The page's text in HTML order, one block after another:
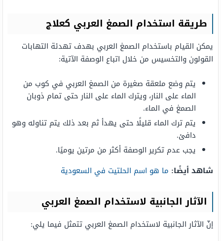
طريقة استخدام الصمغ العربي كعلاج
يمكن القيام باستخدام الصمغ العربي بهدف تهدئة التهابات
القولون والتخسيس من خلال اتباع الوصفة الآتية:
يتم وضع ملعقة صغيرة من الصمغ العربي في كوب من
الماء على النار، ويترك الماء على النار حتى تمام ذوبان
الصمغ في الماء.
يتم ترك الماء قليلًا حتى يهدأ ثم بعد ذلك يتم تناوله وهو
دافئ.
يجب عدم تكرير الوصفة أكثر من مرتين يوميًا.
شاهد أيضًا: ما هو اسم الحلتيت في السعودية
الآثار الجانبية لاستخدام الصمغ العربي
إنّ الآثار الجانبية لاستخدام الصمغ العربي تتمثل فيما يلي: